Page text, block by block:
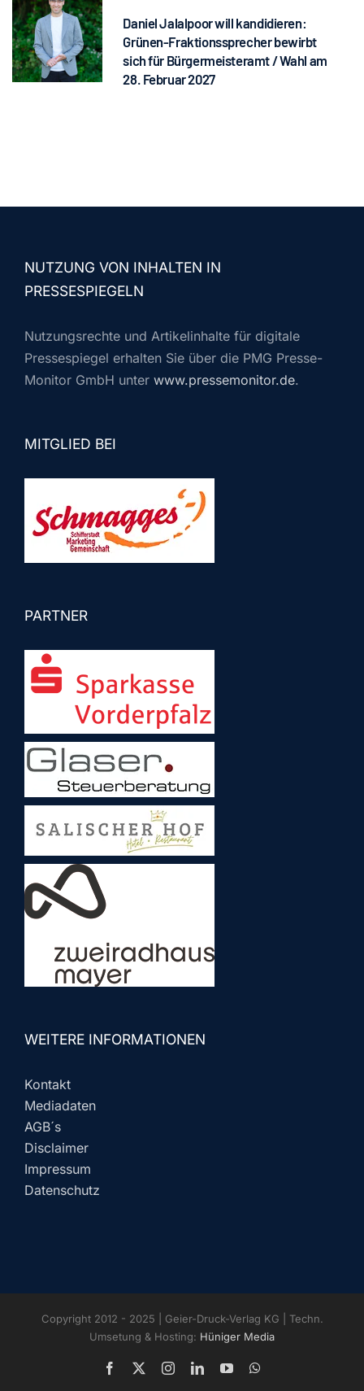
Daniel Jalalpoor will kandidieren:
Grünen-Fraktionssprecher bewirbt
sich für Bürgermeisteramt / Wahl am
28. Februar 2027
NUTZUNG VON INHALTEN IN
PRESSESPIEGELN
Nutzungsrechte und Artikelinhalte für digitale
Pressespiegel erhalten Sie über die PMG Presse-
Monitor GmbH unter www.pressemonitor.de.
MITGLIED BEI
PARTNER
WEITERE INFORMATIONEN
Kontakt
Mediadaten
AGB´s
Disclaimer
Impressum
Datenschutz
Copyright 2012 - 2025 | Geier-Druck-Verlag KG | Techn.
Umsetung & Hosting: Hüniger Media
Facebook InstagramLinkedInYouTube